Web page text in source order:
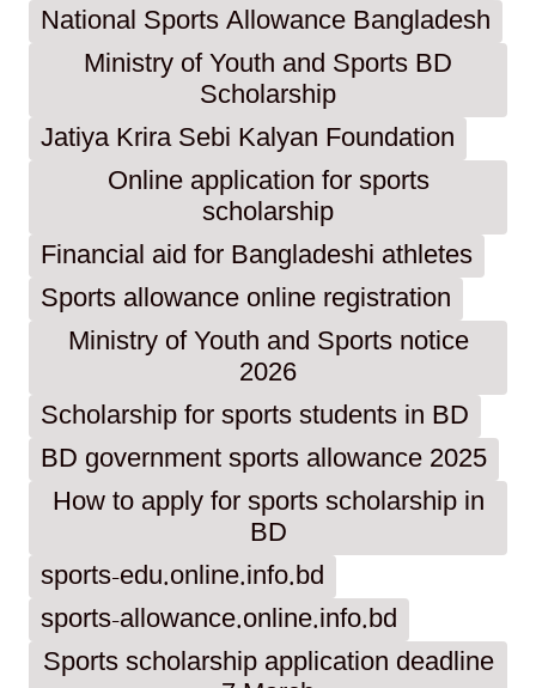
National Sports Allowance Bangladesh
Ministry of Youth and Sports BD
Scholarship
Jatiya Krira Sebi Kalyan Foundation
Online application for sports
scholarship
Financial aid for Bangladeshi athletes
Sports allowance online registration
Ministry of Youth and Sports notice
2026
Scholarship for sports students in BD
BD government sports allowance 2025
How to apply for sports scholarship in
BD
sports-edu.online.info.bd
sports-allowance.online.info.bd
Sports scholarship application deadline